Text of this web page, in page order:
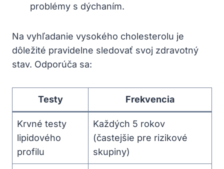
problémy s dýchaním.
Na vyhľadanie vysokého cholesterolu je
dôležité pravidelne sledovať svoj zdravotný
stav. Odporúča sa:
Testy Frekvencia
Krvné testy
lipidového
profilu
Každých 5 rokov
(častejšie pre rizikové
skupiny)